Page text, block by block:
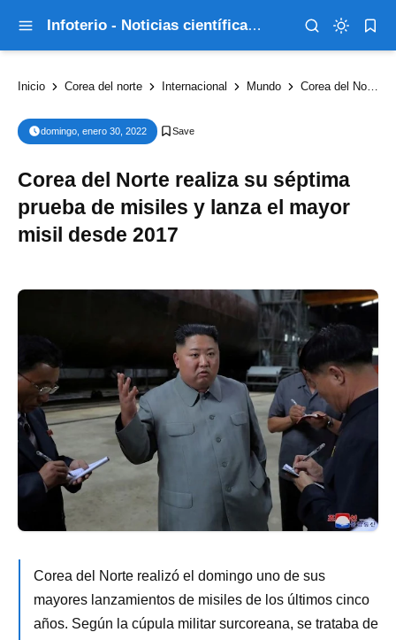
Infoterio - Noticias científicas que explican el mundo
Inicio Corea del norte Internacional Mundo Corea del Norte realiza su séptima prueba de misiles y lanza el mayor misil desde 2017
domingo, enero 30, 2022
Corea del Norte realiza su séptima
prueba de misiles y lanza el mayor
misil desde 2017
Corea del Norte realizó el domingo uno de sus
mayores lanzamientos de misiles de los últimos cinco
años. Según la cúpula militar surcoreana, se trataba de